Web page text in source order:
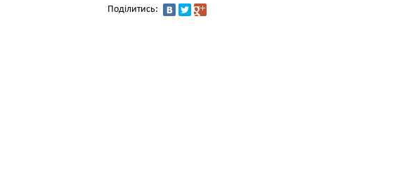
Поділитись: